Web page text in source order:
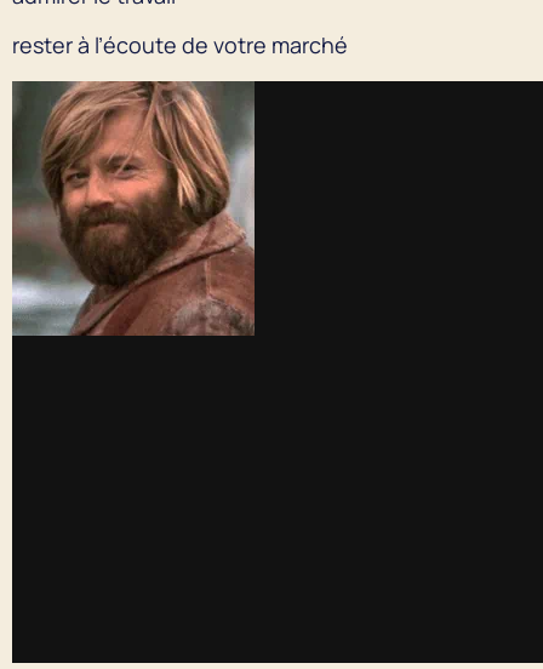
rester à l’écoute de votre marché